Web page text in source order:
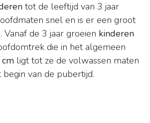
tot de leeftijd van 3 jaar
snel en is er een groot
. Vanaf de 3 jaar groeien kinderen
die in het algemeen
cm ligt tot ze de volwassen maten
van de pubertijd.